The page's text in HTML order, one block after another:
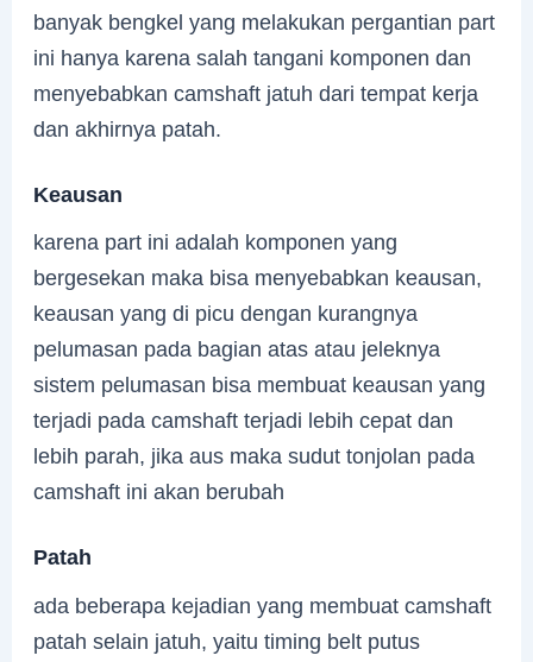
banyak bengkel yang melakukan pergantian part
ini hanya karena salah tangani komponen dan
menyebabkan camshaft jatuh dari tempat kerja
dan akhirnya patah.
Keausan
karena part ini adalah komponen yang
bergesekan maka bisa menyebabkan keausan,
keausan yang di picu dengan kurangnya
pelumasan pada bagian atas atau jeleknya
sistem pelumasan bisa membuat keausan yang
terjadi pada camshaft terjadi lebih cepat dan
lebih parah, jika aus maka sudut tonjolan pada
camshaft ini akan berubah
Patah
ada beberapa kejadian yang membuat camshaft
patah selain jatuh, yaitu timing belt putus